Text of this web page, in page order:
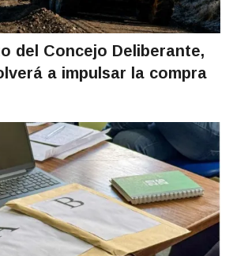
del Concejo Deliberante,
a impulsar la compra